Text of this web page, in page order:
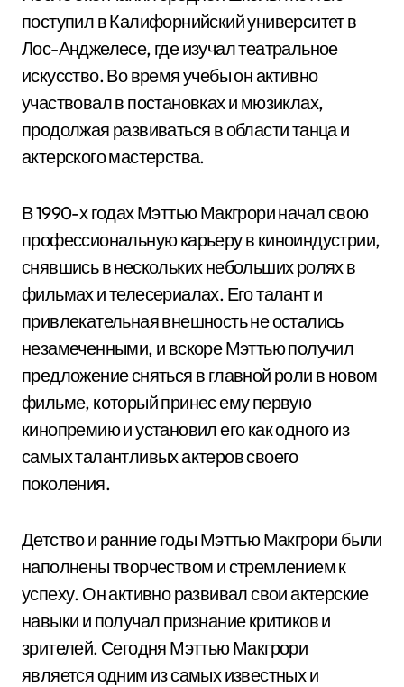
поступил в Калифорнийский университет в
Лос-Анджелесе, где изучал театральное
искусство. Во время учебы он активно
участвовал в постановках и мюзиклах,
продолжая развиваться в области танца и
актерского мастерства.
В 1990-х годах Мэттью Макгрори начал свою
профессиональную карьеру в киноиндустрии,
снявшись в нескольких небольших ролях в
фильмах и телесериалах. Его талант и
привлекательная внешность не остались
незамеченными, и вскоре Мэттью получил
предложение сняться в главной роли в новом
фильме, который принес ему первую
кинопремию и установил его как одного из
самых талантливых актеров своего
поколения.
Детство и ранние годы Мэттью Макгрори были
наполнены творчеством и стремлением к
успеху. Он активно развивал свои актерские
навыки и получал признание критиков и
зрителей. Сегодня Мэттью Макгрори
является одним из самых известных и